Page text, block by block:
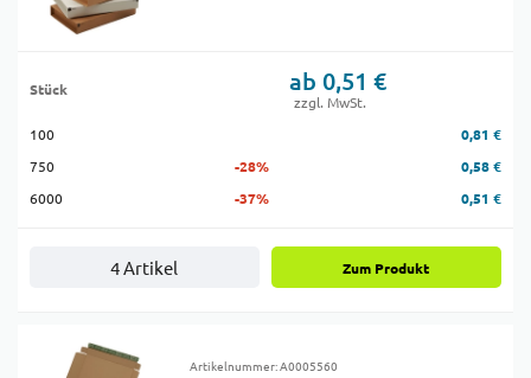
Stück ab 0,51 €
zzgl. MwSt.
100
0,81 €
750
-28%
0,58 €
6000
-37% 0,51 €
4 Artikel Zum Produkt
Artikelnummer: A0005560